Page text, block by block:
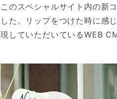
このスペシャルサイト内の新
した。リップをつけた時に感
現していただいているWEB